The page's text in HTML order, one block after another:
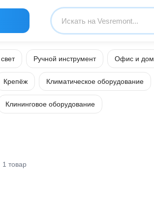
Ручной инструмент Офис и дом
Крепёж Климатическое оборудование
Клининговое оборудование
1 товар